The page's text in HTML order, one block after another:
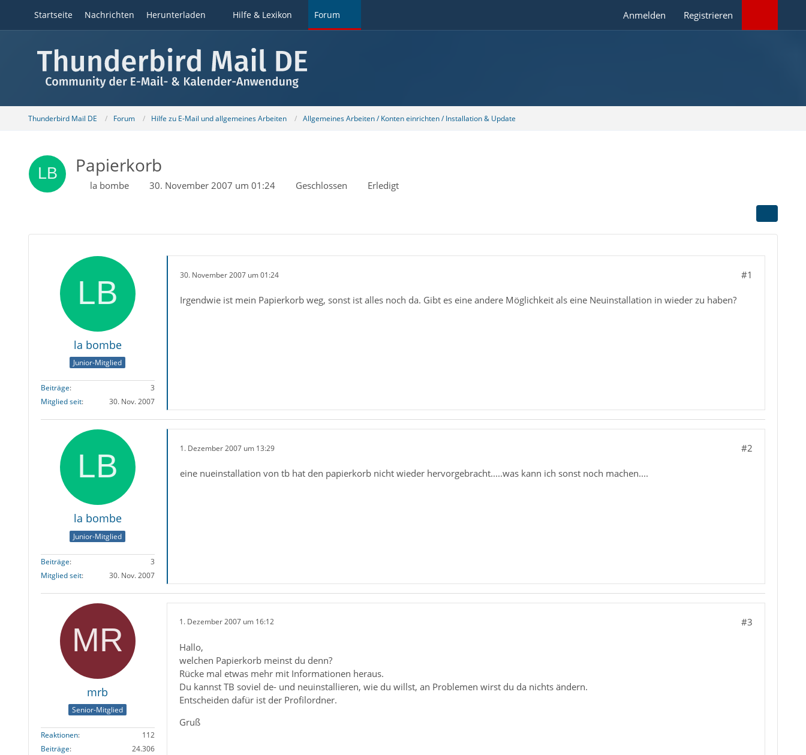
Startseite Nachrichten Herunterladen Hilfe & Lexikon Forum Anmelden Registrieren
Thunderbird Mail DE Forum Hilfe zu E-Mail und allgemeines Arbeiten Allgemeines Arbeiten / Konten einrichten / Installation & Update
Papierkorb
la bombe 30. November 2007 um 01:24 Geschlossen Erledigt
la bombe
Junior-Mitglied
Beiträge
3
Mitglied seit
30. Nov. 2007
30. November 2007 um 01:24 #1
Irgendwie ist mein Papierkorb weg, sonst ist alles noch da. Gibt es eine andere Möglichkeit als eine Neuinstallation in wieder zu haben?
la bombe
Junior-Mitglied
Beiträge
3
Mitglied seit
30. Nov. 2007
1. Dezember 2007 um 13:29 #2
eine nueinstallation von tb hat den papierkorb nicht wieder hervorgebracht.....was kann ich sonst noch machen....
mrb
Senior-Mitglied
Reaktionen
112
Beiträge
24.306
1. Dezember 2007 um 16:12 #3
Hallo,
welchen Papierkorb meinst du denn?
Rücke mal etwas mehr mit Informationen heraus.
Du kannst TB soviel de- und neuinstallieren, wie du willst, an Problemen wirst du da nichts ändern.
Entscheiden dafür ist der Profilordner.
Gruß